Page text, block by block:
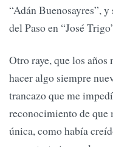
“Adán Buenosayres”,
del Paso en “José
Otro raye, que los
hacer algo siempre
trancazo que me
reconocimiento de que
única, como había